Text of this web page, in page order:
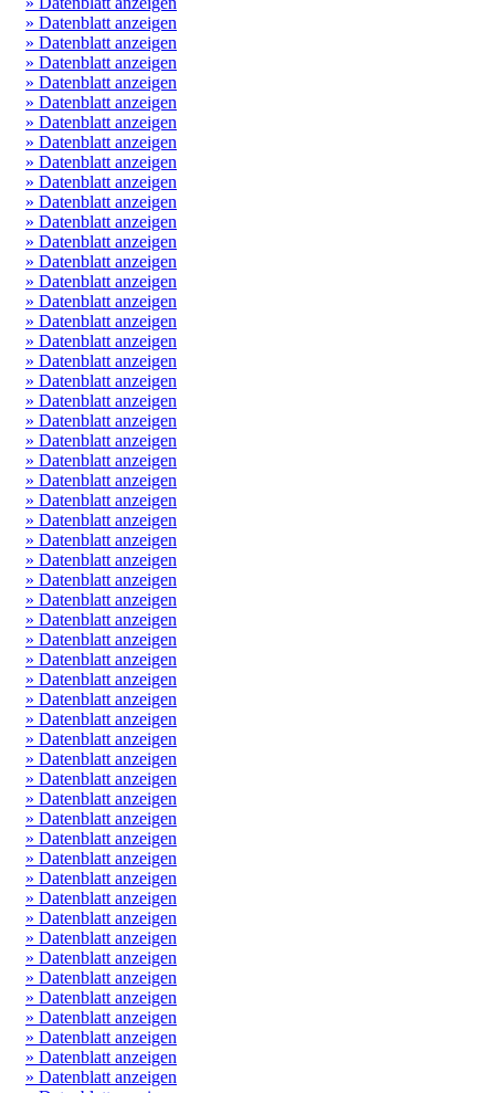
» Datenblatt anzeigen
» Datenblatt anzeigen
» Datenblatt anzeigen
» Datenblatt anzeigen
» Datenblatt anzeigen
» Datenblatt anzeigen
» Datenblatt anzeigen
» Datenblatt anzeigen
» Datenblatt anzeigen
» Datenblatt anzeigen
» Datenblatt anzeigen
» Datenblatt anzeigen
» Datenblatt anzeigen
» Datenblatt anzeigen
» Datenblatt anzeigen
» Datenblatt anzeigen
» Datenblatt anzeigen
» Datenblatt anzeigen
» Datenblatt anzeigen
» Datenblatt anzeigen
» Datenblatt anzeigen
» Datenblatt anzeigen
» Datenblatt anzeigen
» Datenblatt anzeigen
» Datenblatt anzeigen
» Datenblatt anzeigen
» Datenblatt anzeigen
» Datenblatt anzeigen
» Datenblatt anzeigen
» Datenblatt anzeigen
» Datenblatt anzeigen
» Datenblatt anzeigen
» Datenblatt anzeigen
» Datenblatt anzeigen
» Datenblatt anzeigen
» Datenblatt anzeigen
» Datenblatt anzeigen
» Datenblatt anzeigen
» Datenblatt anzeigen
» Datenblatt anzeigen
» Datenblatt anzeigen
» Datenblatt anzeigen
» Datenblatt anzeigen
» Datenblatt anzeigen
» Datenblatt anzeigen
» Datenblatt anzeigen
» Datenblatt anzeigen
» Datenblatt anzeigen
» Datenblatt anzeigen
» Datenblatt anzeigen
» Datenblatt anzeigen
» Datenblatt anzeigen
» Datenblatt anzeigen
» Datenblatt anzeigen